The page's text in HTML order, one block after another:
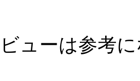
ューは参考